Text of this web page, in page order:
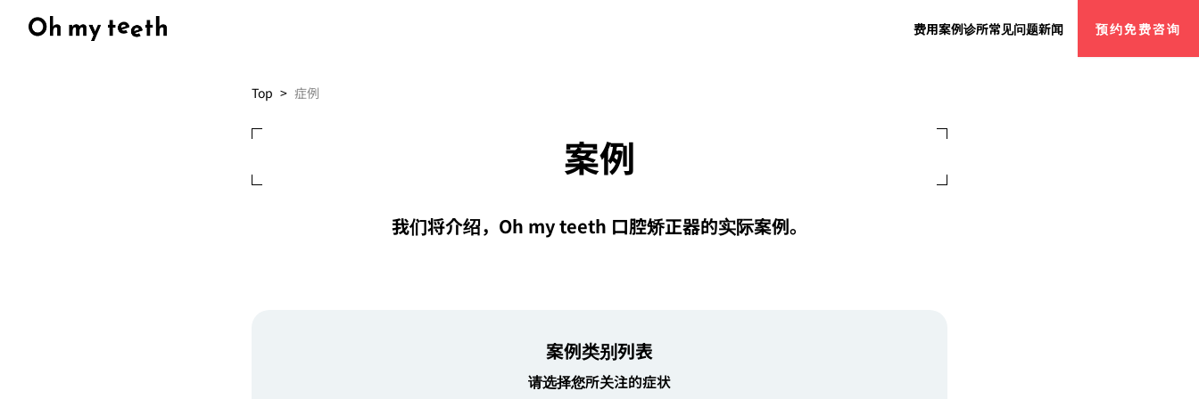
费用案例诊所常见问题新闻 预约免费咨询
Top 症例
案例
我们将介绍，Oh my teeth 口腔矫正器的实际案例。
案例类别列表
请选择您所关注的症状